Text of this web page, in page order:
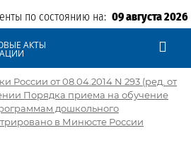
по состоянию на: 09 августа 2026
АКТЫ
России от 08.04.2014 N 293 (ред. от
Порядка приема на обучение
дошкольного
в Минюсте России